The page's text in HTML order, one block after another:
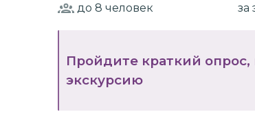
до 8 человек за
Пройдите краткий
экскурсию